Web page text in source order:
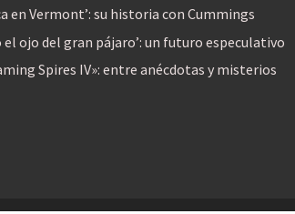
en Vermont’: su historia con Cummings
el ojo del gran pájaro’: un futuro especulativo
Spires IV»: entre anécdotas y misterios